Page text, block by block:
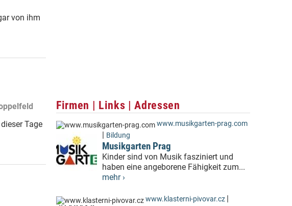
von ihm
Tage
Firmen | Links | Adressen
www.musikgarten-prag.com
| Bildung
Musikgarten Prag
Kinder sind von Musik fasziniert und
haben eine angeborene Fähigkeit zum...
mehr ›
www.klasterni-pivovar.cz |